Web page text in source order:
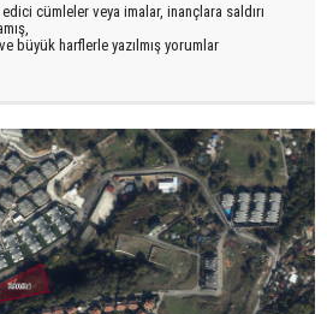
cümleler veya imalar, inançlara saldırı
büyük harflerle yazılmış yorumlar